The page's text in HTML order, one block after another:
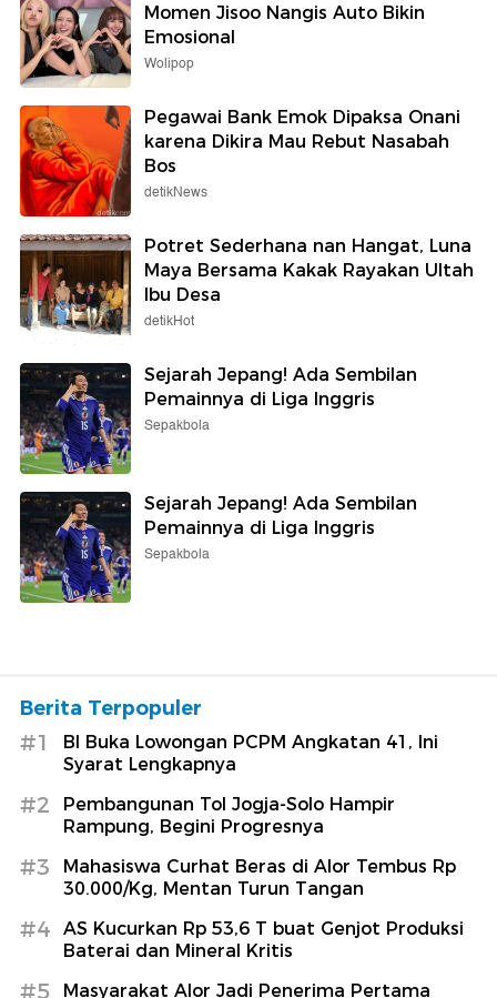
Momen Jisoo Nangis Auto Bikin
Emosional
Wolipop
Pegawai Bank Emok Dipaksa Onani
karena Dikira Mau Rebut Nasabah
Bos
detikNews
Potret Sederhana nan Hangat, Luna
Maya Bersama Kakak Rayakan Ultah
Ibu Desa
detikHot
Sejarah Jepang! Ada Sembilan
Pemainnya di Liga Inggris
Sepakbola
Sejarah Jepang! Ada Sembilan
Pemainnya di Liga Inggris
Sepakbola
Berita Terpopuler
#1
BI Buka Lowongan PCPM Angkatan 41, Ini
Syarat Lengkapnya
#2
Pembangunan Tol Jogja-Solo Hampir
Rampung, Begini Progresnya
#3
Mahasiswa Curhat Beras di Alor Tembus Rp
30.000/Kg, Mentan Turun Tangan
#4
AS Kucurkan Rp 53,6 T buat Genjot Produksi
Baterai dan Mineral Kritis
#5
Masyarakat Alor Jadi Penerima Pertama